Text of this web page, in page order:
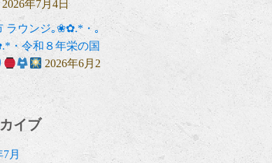
2026年7月4日
ラウンジ｡❀✿.*・｡
令和８年栄の国
2026年6月2
イブ
7月